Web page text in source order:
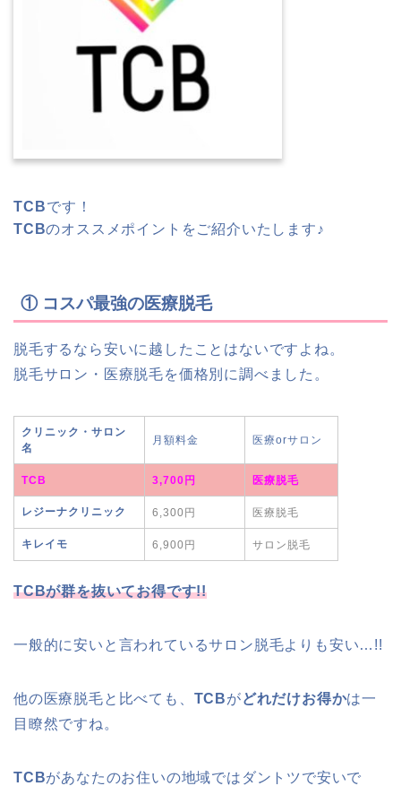
TCBです！
TCBのオススメポイントをご紹介いたします♪
① コスパ最強の医療脱毛
脱毛するなら安いに越したことはないですよね。
脱毛サロン・医療脱毛を価格別に調べました。
クリニック・サロン
名
月額料金 医療orサロン
TCB 3,700円 医療脱毛
レジーナクリニック 6,300円 医療脱毛
キレイモ 6,900円 サロン脱毛
TCBが群を抜いてお得です!!
一般的に安いと言われているサロン脱毛よりも安い…!!
他の医療脱毛と比べても、 TCBがどれだけお得かは一
目瞭然ですね。
TCBがあなたのお住いの地域ではダントツで安いで